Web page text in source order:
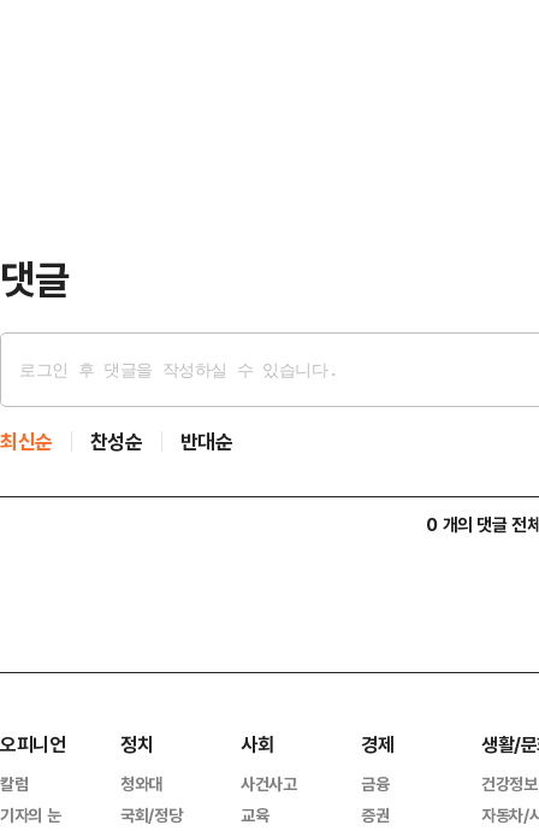
댓글
최신순 찬성순 반대순
0 개의 댓글 전
오피니언
칼럼
기자의 눈
정치
청와대
국회/정당
사회
사건사고
교육
경제
금융
증권
생활/
건강정보
자동차/